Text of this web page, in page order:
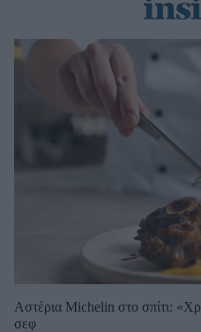
Αστέρια Michelin στο σπίτι:
σεφ